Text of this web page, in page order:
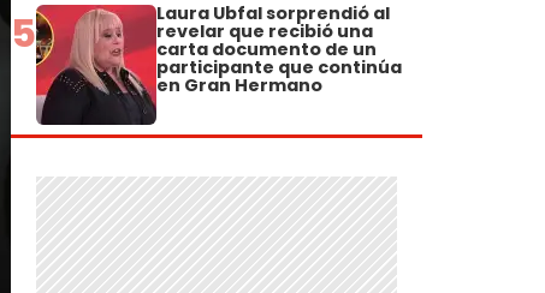
5 Laura Ubfal sorprendió al
revelar que recibió una
carta documento de un
participante que continúa
en Gran Hermano